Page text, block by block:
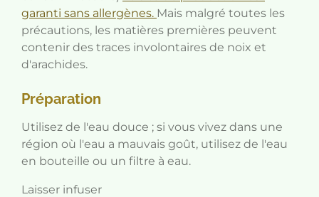
garanti sans allergènes. Mais malgré toutes les
précautions, les matières premières peuvent
contenir des traces involontaires de noix et
d'arachides.
Préparation
Utilisez de l'eau douce ; si vous vivez dans une
région où l'eau a mauvais goût, utilisez de l'eau
en bouteille ou un filtre à eau.
Laisser infuser